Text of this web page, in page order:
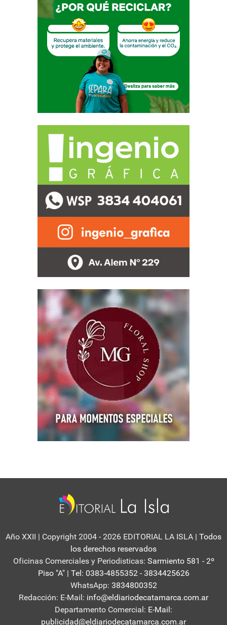
Año XXII | Copyright 2004 - 2026 EDITORIAL LA ISLA | Todos
los derechos reservados
Oficinas Comerciales y Periodisticas: Sarmiento 581 - 2º
Piso "A" | Tel: 0383-4855352 - 3834425626
WhatsApp: 3834800352
Redacción: E-Mail: info@eldiariodecatamarca.com.ar
Departamento Comercial: E-Mail:
publicidad@eldiariodecatamarca.com.ar